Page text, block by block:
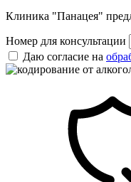
Клиника "Панацея"
Номер для консультации
Даю согласие на